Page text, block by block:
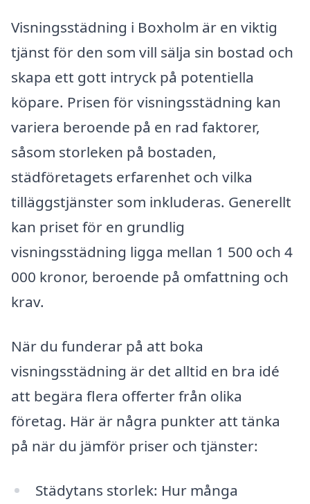
Visningsstädning i Boxholm är en viktig
tjänst för den som vill sälja sin bostad och
skapa ett gott intryck på potentiella
köpare. Prisen för visningsstädning kan
variera beroende på en rad faktorer,
såsom storleken på bostaden,
städföretagets erfarenhet och vilka
tilläggstjänster som inkluderas. Generellt
kan priset för en grundlig
visningsstädning ligga mellan 1 500 och 4
000 kronor, beroende på omfattning och
krav.
När du funderar på att boka
visningsstädning är det alltid en bra idé
att begära flera offerter från olika
företag. Här är några punkter att tänka
på när du jämför priser och tjänster:
Städytans storlek: Hur många